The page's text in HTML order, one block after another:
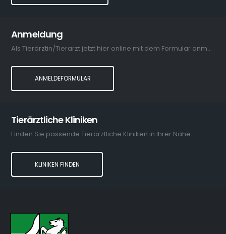
Anmeldung
Als Tierärztin/Tierarzt jetzt hier online mit dem Formular anmelden.
ANMELDEFORMULAR
Tierärztliche Kliniken
Finden Sie passende Tierärztliche Kliniken in Ihrer Nähe.
KLINIKEN FINDEN